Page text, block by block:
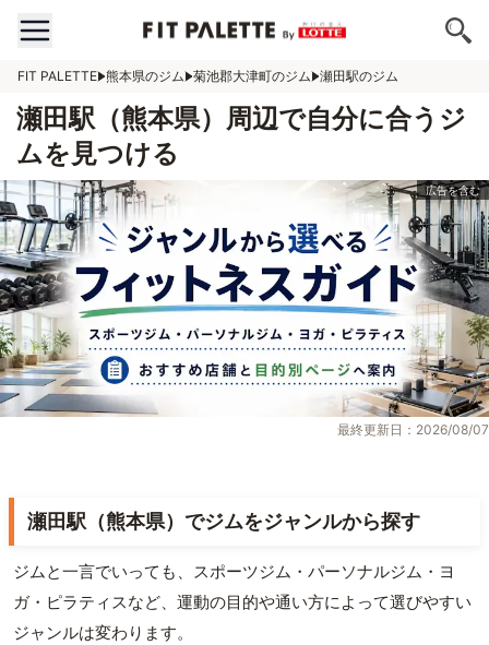
FIT PALETTE 熊本県のジム 菊池郡大津町のジム 瀬田駅のジム
瀬田駅（熊本県）周辺で自分に合うジ
ムを見つける
最終更新日：2026/08/07
瀬田駅（熊本県）でジムをジャンルから探す
ジムと一言でいっても、スポーツジム・パーソナルジム・ヨ
ガ・ピラティスなど、運動の目的や通い方によって選びやすい
ジャンルは変わります。